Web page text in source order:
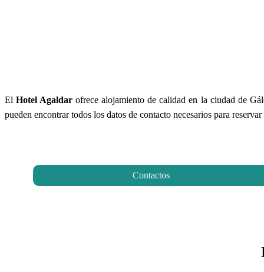
ElHotel Agaldar ofrece alojamiento de calidad en la ciudad de
pueden encontrar todos los datos de contacto necesarios para
Contactos